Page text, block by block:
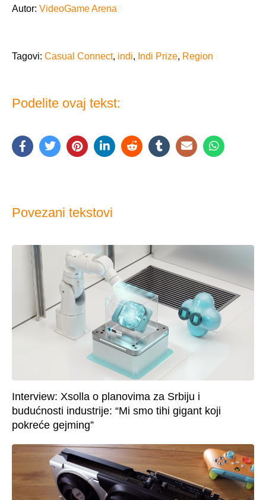
Autor: VideoGame Arena
Tagovi: Casual Connect, indi, Indi Prize, Region
Podelite ovaj tekst:
Povezani tekstovi
Interview: Xsolla o planovima za Srbiju i
budućnosti industrije: “Mi smo tihi gigant koji
pokreće gejming”